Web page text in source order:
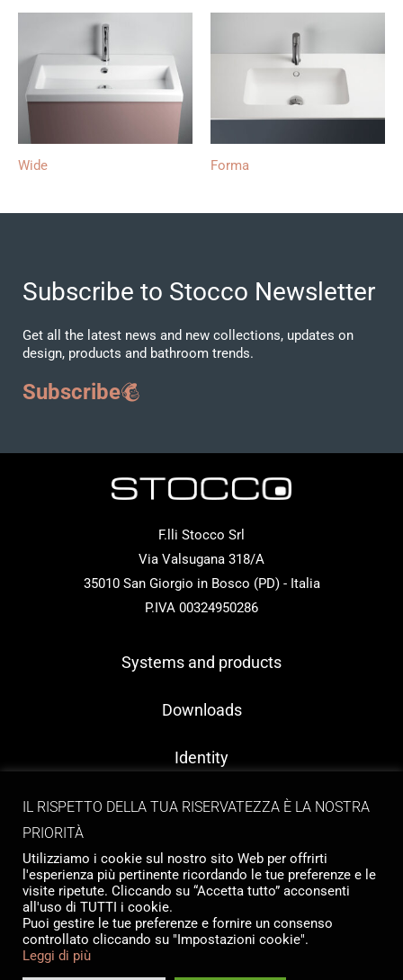
Wide Forma
Subscribe to Stocco Newsletter
Get all the latest news and new collections, updates on
design, products and bathroom trends.
Subscribe
F.lli Stocco Srl
Via Valsugana 318/A
35010 San Giorgio in Bosco (PD) - Italia
P.IVA 00324950286
Systems and products
Downloads
Identity
Contacts
Copyright © 2026 Tailormade Stocco
IL RISPETTO DELLA TUA RISERVATEZZA È LA NOSTRA
PRIORITÀ
Utilizziamo i cookie sul nostro sito Web per offrirti
l'esperienza più pertinente ricordando le tue preferenze e le
visite ripetute. Cliccando su “Accetta tutto” acconsenti
all'uso di TUTTI i cookie.
Puoi gestire le tue preferenze e fornire un consenso
controllato cliccando su "Impostazioni cookie".
Leggi di più